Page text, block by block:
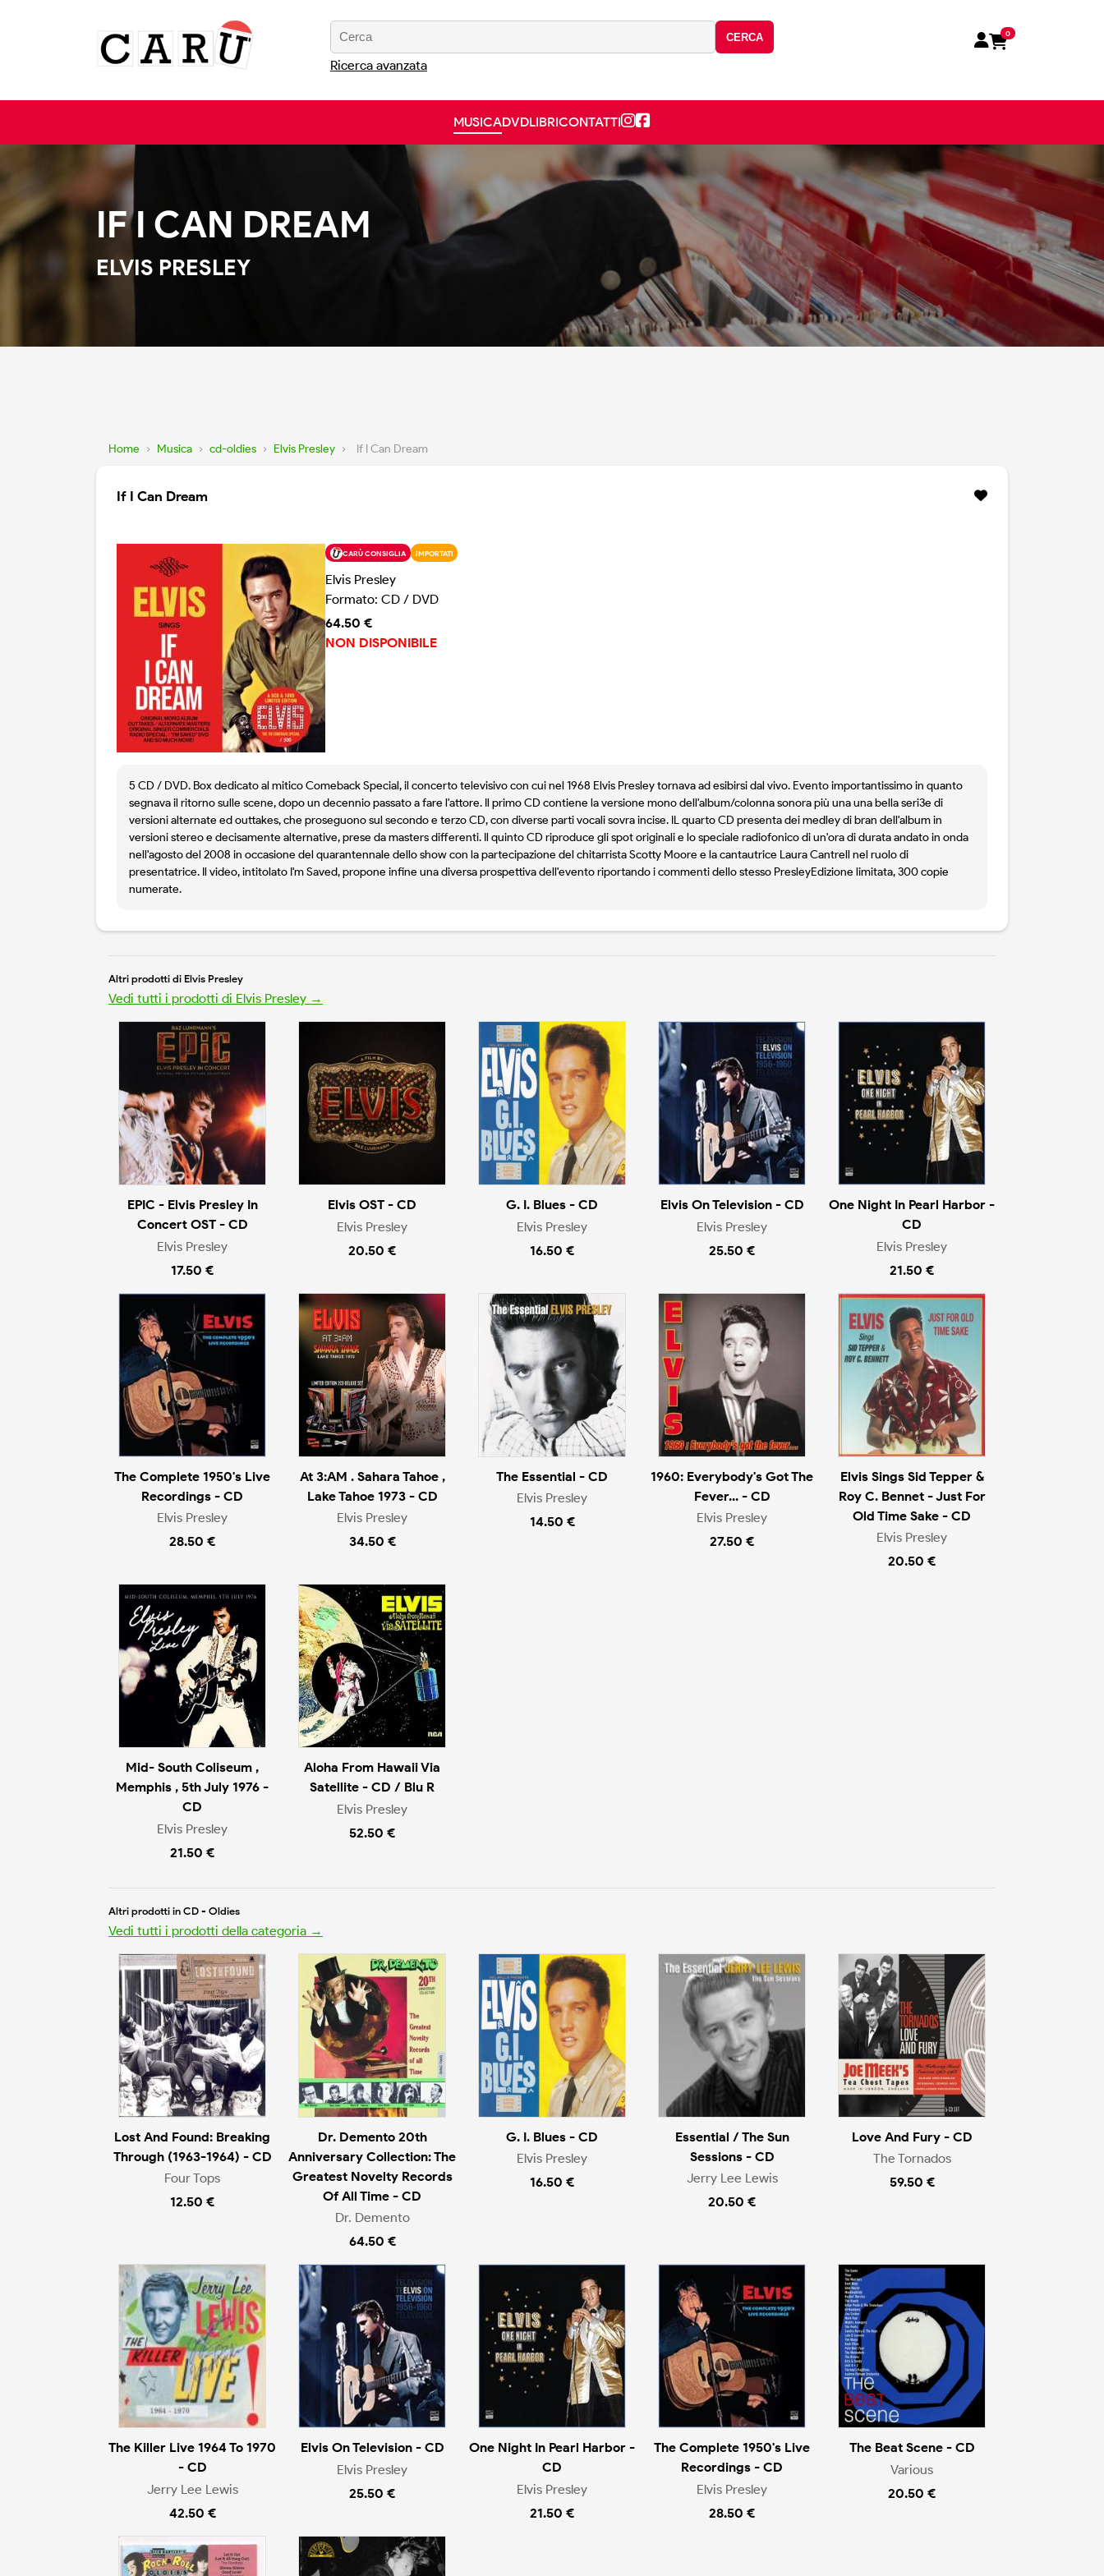
CERCA
Ricerca avanzata
0
MUSICADVDLIBRICONTATTI
IF I CAN DREAM
ELVIS PRESLEY
Home › Musica › cd-oldies › Elvis Presley › If I Can Dream
If I Can Dream
CARÙ CONSIGLIA IMPORTATI
Elvis Presley
Formato: CD / DVD
64.50 €
NON DISPONIBILE
5 CD / DVD. Box dedicato al mitico Comeback Special, il concerto televisivo con cui nel 1968 Elvis Presley tornava ad esibirsi dal vivo. Evento importantissimo in quanto
segnava il ritorno sulle scene, dopo un decennio passato a fare l'attore. Il primo CD contiene la versione mono dell'album/colonna sonora più una una bella seri3e di
versioni alternate ed outtakes, che proseguono sul secondo e terzo CD, con diverse parti vocali sovra incise. IL quarto CD presenta dei medley di bran dell'album in
versioni stereo e decisamente alternative, prese da masters differenti. Il quinto CD riproduce gli spot originali e lo speciale radiofonico di un'ora di durata andato in onda
nell'agosto del 2008 in occasione del quarantennale dello show con la partecipazione del chitarrista Scotty Moore e la cantautrice Laura Cantrell nel ruolo di
presentatrice. Il video, intitolato I'm Saved, propone infine una diversa prospettiva dell'evento riportando i commenti dello stesso PresleyEdizione limitata, 300 copie
numerate.
Altri prodotti di Elvis Presley
Vedi tutti i prodotti di Elvis Presley →
EPIC - Elvis Presley In
Concert OST - CD
Elvis Presley
17.50 €
Elvis OST - CD
Elvis Presley
20.50 €
G. I. Blues - CD
Elvis Presley
16.50 €
Elvis On Television - CD
Elvis Presley
25.50 €
One Night In Pearl Harbor -
CD
Elvis Presley
21.50 €
The Complete 1950's Live
Recordings - CD
Elvis Presley
28.50 €
At 3:AM . Sahara Tahoe ,
Lake Tahoe 1973 - CD
Elvis Presley
34.50 €
The Essential - CD
Elvis Presley
14.50 €
1960: Everybody's Got The
Fever... - CD
Elvis Presley
27.50 €
Elvis Sings Sid Tepper &
Roy C. Bennet - Just For
Old Time Sake - CD
Elvis Presley
20.50 €
Mid- South Coliseum ,
Memphis , 5th July 1976 -
CD
Elvis Presley
21.50 €
Aloha From Hawaii Via
Satellite - CD / Blu R
Elvis Presley
52.50 €
Altri prodotti in CD - Oldies
Vedi tutti i prodotti della categoria →
Lost And Found: Breaking
Through (1963-1964) - CD
Four Tops
12.50 €
Dr. Demento 20th
Anniversary Collection: The
Greatest Novelty Records
Of All Time - CD
Dr. Demento
64.50 €
G. I. Blues - CD
Elvis Presley
16.50 €
Essential / The Sun
Sessions - CD
Jerry Lee Lewis
20.50 €
Love And Fury - CD
The Tornados
59.50 €
The Killer Live 1964 To 1970
- CD
Jerry Lee Lewis
42.50 €
Elvis On Television - CD
Elvis Presley
25.50 €
One Night In Pearl Harbor -
CD
Elvis Presley
21.50 €
The Complete 1950's Live
Recordings - CD
Elvis Presley
28.50 €
The Beat Scene - CD
Various
20.50 €